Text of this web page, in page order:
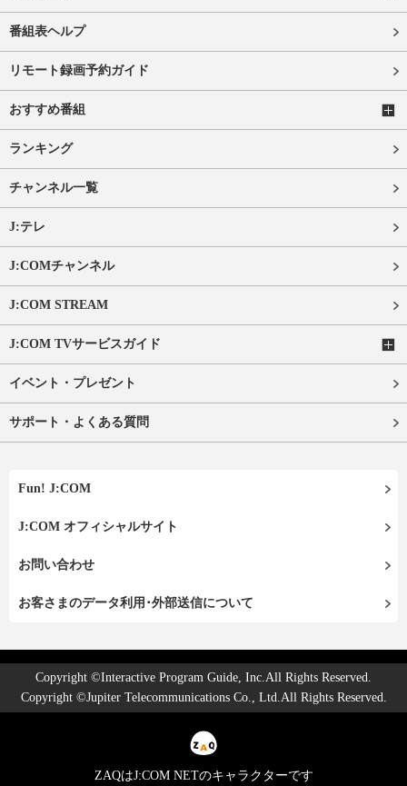
番組表ヘルプ
リモート録画予約ガイド
おすすめ番組
ランキング
チャンネル一覧
J:テレ
J:COMチャンネル
J:COM STREAM
J:COM TVサービスガイド
イベント・プレゼント
サポート・よくある質問
Fun! J:COM
J:COM オフィシャルサイト
お問い合わせ
お客さまのデータ利用･外部送信について
Copyright ©Interactive Program Guide, Inc.All Rights Reserved.
Copyright ©Jupiter Telecommunications Co., Ltd.All Rights Reserved.
ZAQはJ:COM NETのキャラクターです